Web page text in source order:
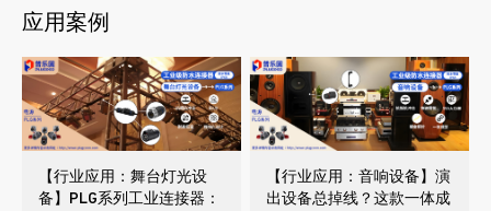
应用案例
【行业应用：舞台灯光设
备】PLG系列工业连接器：
【行业应用：音响设备】演
出设备总掉线？这款一体成